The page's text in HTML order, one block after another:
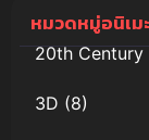
หมวดหมู่อนิเมะ
20th Century
3D (8)